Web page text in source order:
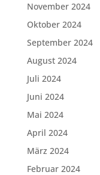
November 2024
Oktober 2024
September 2024
August 2024
Juli 2024
Juni 2024
Mai 2024
April 2024
März 2024
Februar 2024